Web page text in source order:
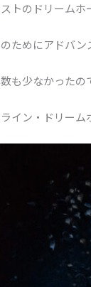
トのドリームホ
ためにアドバン
も少なかった
イン・ドリー